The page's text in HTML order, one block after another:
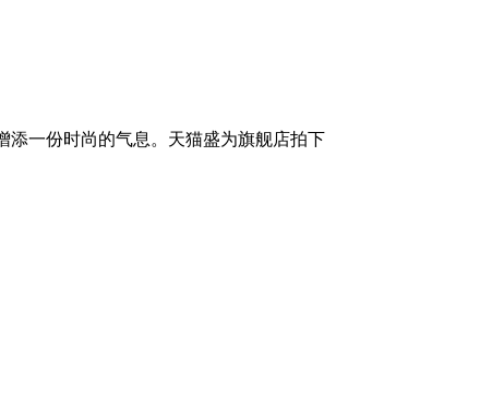
添一份时尚的气息。天猫盛为旗舰店拍下